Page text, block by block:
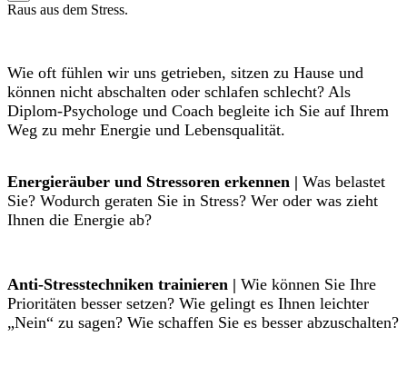
Raus aus dem Stress.
Wie oft fühlen wir uns getrieben, sitzen zu Hause und
können nicht abschalten oder schlafen schlecht? Als
Diplom-Psychologe und Coach begleite ich Sie auf Ihrem
Weg zu mehr Energie und Lebensqualität.
Energieräuber und Stressoren erkennen | Was belastet
Sie? Wodurch geraten Sie in Stress? Wer oder was zieht
Ihnen die Energie ab?
Anti-Stresstechniken trainieren | Wie können Sie Ihre
Prioritäten besser setzen? Wie gelingt es Ihnen leichter
„Nein“ zu sagen? Wie schaffen Sie es besser abzuschalten?